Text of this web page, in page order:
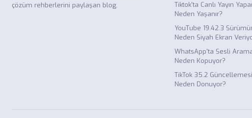
çözüm rehberlerini paylaşan blog.
Tiktok'ta Canlı Yayın
Neden Yaşanır?
YouTube 19.42.3
Neden Siyah Ekran
WhatsApp'ta Sesli Arama
Neden Kopuyor?
TikTok 35.2 Güncellemesi
Neden Donuyor?